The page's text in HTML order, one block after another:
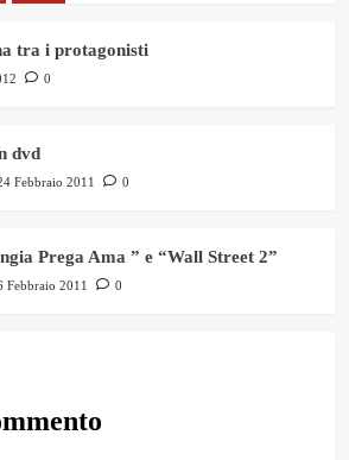
tra i protagonisti
0
dvd
Febbraio 2011
0
Prega Ama ” e “Wall Street 2”
Febbraio 2011 0